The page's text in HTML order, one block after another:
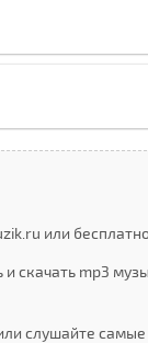
или
и скачать mp3
слушайте